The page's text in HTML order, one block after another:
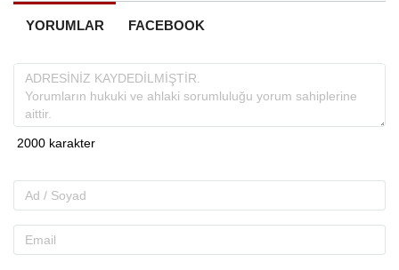
YORUMLAR FACEBOOK